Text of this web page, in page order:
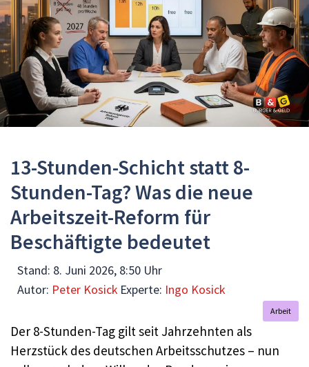
13-Stunden-Schicht statt 8-
Stunden-Tag? Was die neue
Arbeitszeit-Reform für
Beschäftigte bedeutet
Stand: 8. Juni 2026, 8:50 Uhr
Autor: Peter Kosick Experte: Ingo Kosick
Arbeit
Der 8-Stunden-Tag gilt seit Jahrzehnten als
Herzstück des deutschen Arbeitsschutzes – nun